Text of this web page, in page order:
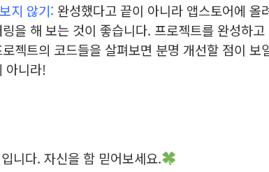
지 않기: 완성했다고 끝이 아니라 앱스토어에 올
을 해보는 것이 좋습니다. 프로젝트를 완성하
젝트의 코드들을 살펴보면 분명 개선할 점이
아니라!
니다. 자신을 함 믿어보세요.